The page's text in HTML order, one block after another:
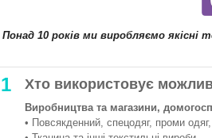
Понад 10 років ми виробляємо якісні
1 Хто використовує
Виробництва та магазини,
• Повсякденний, спецодяг, проми